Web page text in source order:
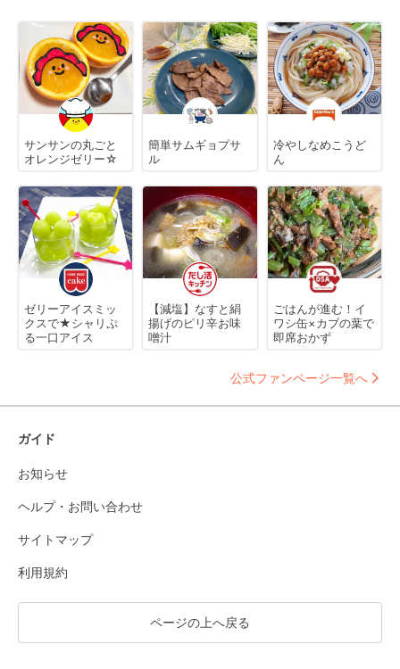
サンサンの丸ごと
オレンジゼリー☆
簡単サムギョプサ
ル
冷やしなめこうど
ん
ゼリーアイスミッ
クスで★シャリぷ
る一口アイス
【減塩】なすと絹
揚げのピリ辛お味
噌汁
ごはんが進む！イ
ワシ缶×カブの葉で
即席おかず
公式ファンページ一覧へ
ガイド
お知らせ
ヘルプ・お問い合わせ
サイトマップ
利用規約
ページの上へ戻る